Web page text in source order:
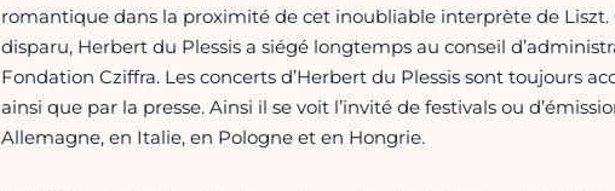
romantique dans la proximité de cet inoubliable interprète de
disparu, Herbert du Plessis a siégé longtemps au conseil
Fondation Cziffra. Les concerts d’Herbert du Plessis sont toujours
ainsi que par la presse. Ainsi il se voit l’invité de festivals ou
Allemagne, en Italie, en Pologne et en Hongrie.